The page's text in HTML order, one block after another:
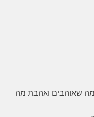
מה שאוהבים ואהבת מה